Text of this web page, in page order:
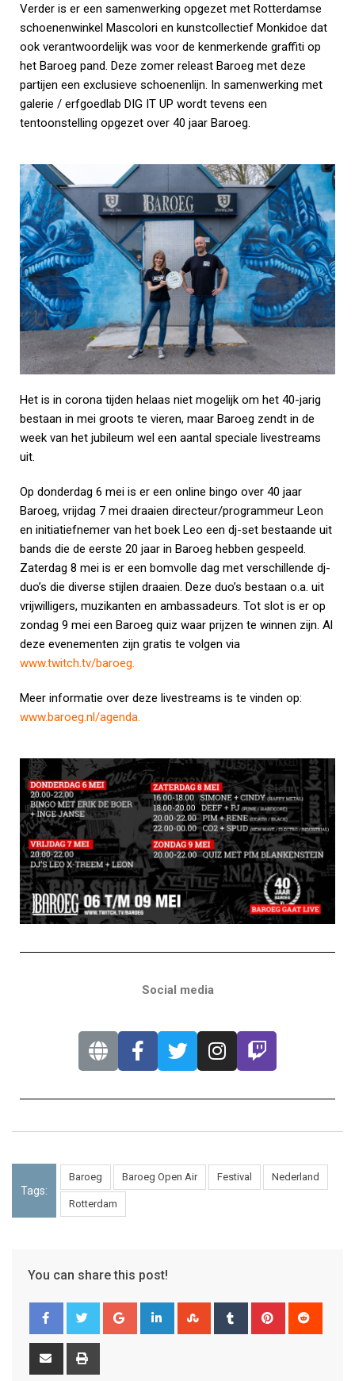
Verder is er een samenwerking opgezet met Rotterdamse
schoenenwinkel Mascolori en kunstcollectief Monkidoe dat
ook verantwoordelijk was voor de kenmerkende graffiti op
het Baroeg pand. Deze zomer releast Baroeg met deze
partijen een exclusieve schoenenlijn. In samenwerking met
galerie / erfgoedlab DIG IT UP wordt tevens een
tentoonstelling opgezet over 40 jaar Baroeg.
Het is in corona tijden helaas niet mogelijk om het 40-jarig
bestaan in mei groots te vieren, maar Baroeg zendt in de
week van het jubileum wel een aantal speciale livestreams
uit.
Op donderdag 6 mei is er een online bingo over 40 jaar
Baroeg, vrijdag 7 mei draaien directeur/programmeur Leon
en initiatiefnemer van het boek Leo een dj-set bestaande uit
bands die de eerste 20 jaar in Baroeg hebben gespeeld.
Zaterdag 8 mei is er een bomvolle dag met verschillende dj-
duo’s die diverse stijlen draaien. Deze duo’s bestaan o.a. uit
vrijwilligers, muzikanten en ambassadeurs. Tot slot is er op
zondag 9 mei een Baroeg quiz waar prijzen te winnen zijn. Al
deze evenementen zijn gratis te volgen via
www.twitch.tv/baroeg.
Meer informatie over deze livestreams is te vinden op:
www.baroeg.nl/agenda.
Social media
Tags:
Baroeg Baroeg Open Air Festival Nederland
Rotterdam
You can share this post!